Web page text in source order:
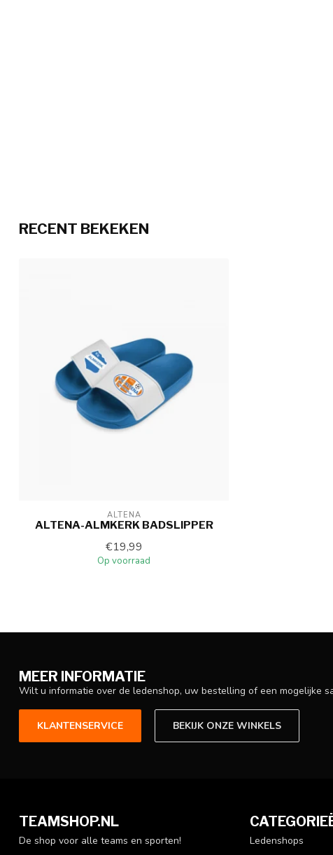
RECENT BEKEKEN
ALTENA
ALTENA-ALMKERK BADSLIPPER
€19,99
Op voorraad
MEER INFORMATIE
Wilt u informatie over de ledenshop, uw bestelling of een mogelijke
KLANTENSERVICE BEKIJK ONZE WINKELS
TEAMSHOP.NL
De shop voor alle teams en sporten! Ledenshops